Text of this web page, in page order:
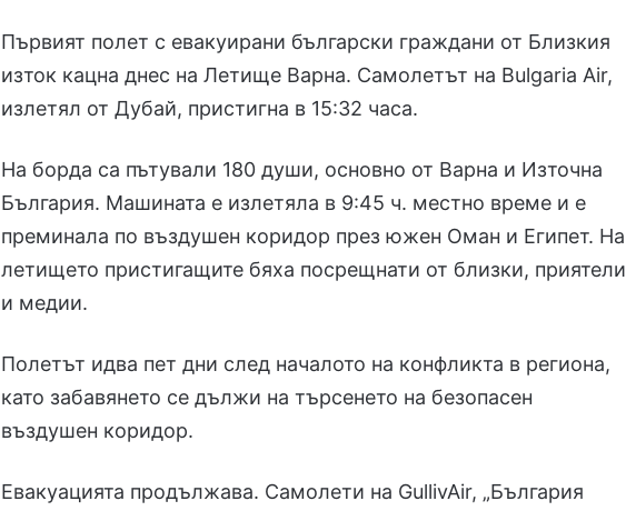
Първият полет с евакуирани български граждани от Близкия
изток кацна днес на Летище Варна. Самолетът на Bulgaria Air,
излетял от Дубай, пристигна в 15:32 часа.
На борда са пътували 180 души, основно от Варна и Източна
България. Машината е излетяла в 9:45 ч. местно време и е
преминала по въздушен коридор през южен Оман и Египет. На
летището пристигащите бяха посрещнати от близки, приятели
и медии.
Полетът идва пет дни след началото на конфликта в региона,
като забавянето се дължи на търсенето на безопасен
въздушен коридор.
Евакуацията продължава. Самолети на GullivAir, „България